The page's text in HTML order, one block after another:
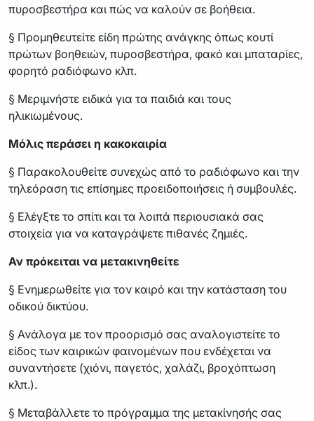
πυροσβεστήρα και πώς να καλούν σε βοήθεια.
§ Προμηθευτείτε είδη πρώτης ανάγκης όπως κουτί
πρώτων βοηθειών, πυροσβεστήρα, φακό και μπαταρίες,
φορητό ραδιόφωνο κλπ.
§ Μεριμνήστε ειδικά για τα παιδιά και τους
ηλικιωμένους.
Μόλις περάσει η κακοκαιρία
§ Παρακολουθείτε συνεχώς από το ραδιόφωνο και την
τηλεόραση τις επίσημες προειδοποιήσεις ή συμβουλές.
§ Ελέγξτε το σπίτι και τα λοιπά περιουσιακά σας
στοιχεία για να καταγράψετε πιθανές ζημιές.
Αν πρόκειται να μετακινηθείτε
§ Ενημερωθείτε για τον καιρό και την κατάσταση του
οδικού δικτύου.
§ Ανάλογα με τον προορισμό σας αναλογιστείτε το
είδος των καιρικών φαινομένων που ενδέχεται να
συναντήσετε (χιόνι, παγετός, χαλάζι, βροχόπτωση
κλπ.).
§ Μεταβάλλετε το πρόγραμμα της μετακίνησής σας